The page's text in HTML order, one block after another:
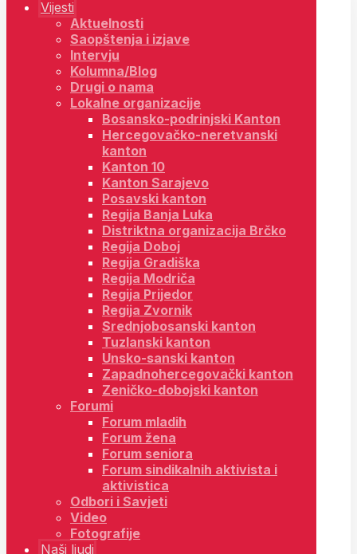
Vijesti
Aktuelnosti
Saopštenja i izjave
Intervju
Kolumna/Blog
Drugi o nama
Lokalne organizacije
Bosansko-podrinjski Kanton
Hercegovačko-neretvanski
kanton
Kanton 10
Kanton Sarajevo
Posavski kanton
Regija Banja Luka
Distriktna organizacija Brčko
Regija Doboj
Regija Gradiška
Regija Modriča
Regija Prijedor
Regija Zvornik
Srednjobosanski kanton
Tuzlanski kanton
Unsko-sanski kanton
Zapadnohercegovački kanton
Zeničko-dobojski kanton
Forumi
Forum mladih
Forum žena
Forum seniora
Forum sindikalnih aktivista i
aktivistica
Odbori i Savjeti
Video
Fotografije
Naši ljudi